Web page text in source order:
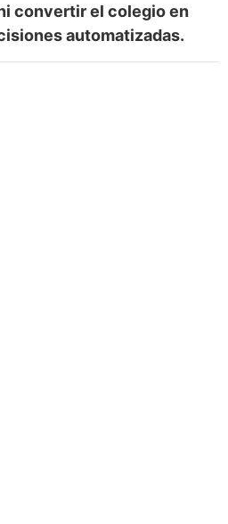
convertir el colegio en
automatizadas.